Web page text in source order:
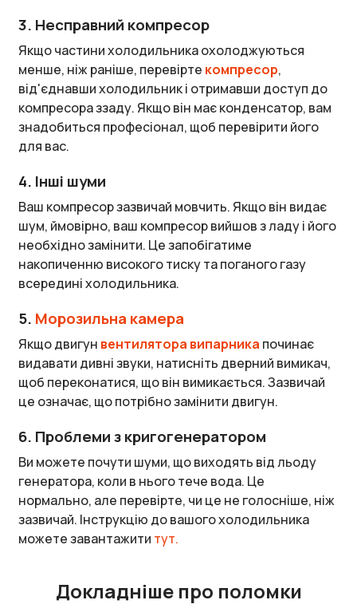
3. Несправний компресор
Якщо частини холодильника охолоджуються
менше, ніж раніше, перевірте компресор,
від'єднавши холодильник і отримавши доступ до
компресора ззаду. Якщо він має конденсатор, вам
знадобиться професіонал, щоб перевірити його
для вас.
4. Інші шуми
Ваш компресор зазвичай мовчить. Якщо він видає
шум, ймовірно, ваш компресор вийшов з ладу і його
необхідно замінити. Це запобігатиме
накопиченню високого тиску та поганого газу
всередині холодильника.
5. Морозильна камера
Якщо двигун вентилятора випарника починає
видавати дивні звуки, натисніть дверний вимикач,
щоб переконатися, що він вимикається. Зазвичай
це означає, що потрібно замінити двигун.
6. Проблеми з кригогенератором
Ви можете почути шуми, що виходять від льоду
генератора, коли в нього тече вода. Це
нормально, але перевірте, чи це не голосніше, ніж
зазвичай. Інструкцію до вашого холодильника
можете завантажити тут.
Докладніше про поломки